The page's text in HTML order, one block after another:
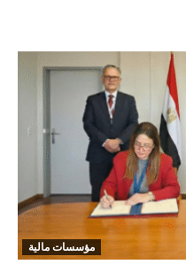
مؤسسات مالية